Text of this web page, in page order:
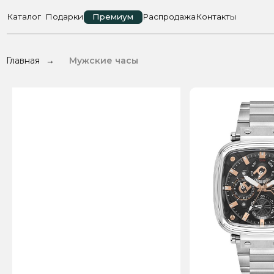
Каталог Подарки Премиум Распродажа Контакты
Главная → Мужские часы